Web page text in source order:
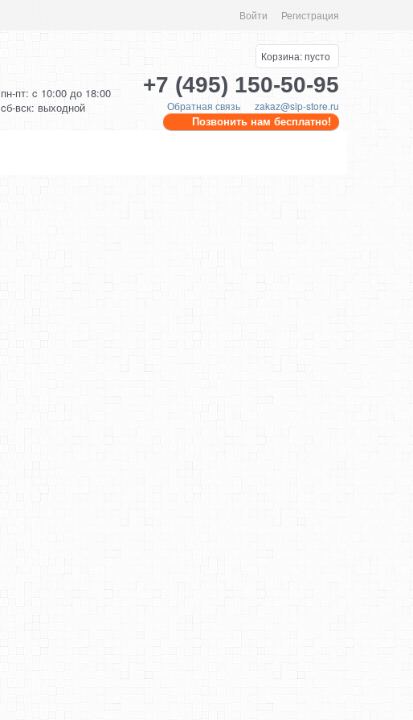
Войти Регистрация
пн-пт: c 10:00 до 18:00
cб-вск: выходной
Корзина:пусто
+7 (495) 150-50-95
Обратная связь zakaz@sip-store.ru
Позвонить нам бесплатно!